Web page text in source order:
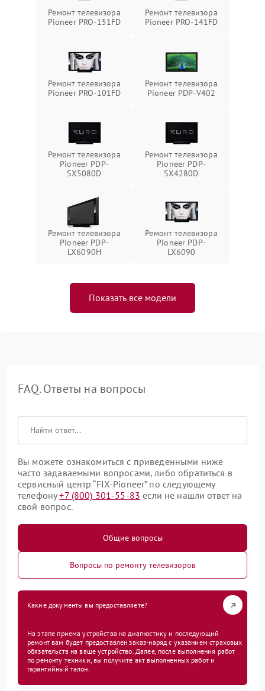
Ремонт телевизора
Pioneer PRO-151FD
Ремонт телевизора
Pioneer PRO-141FD
Ремонт телевизора
Pioneer PRO-101FD
Ремонт телевизора
Pioneer PDP-V402
Ремонт телевизора
Pioneer PDP-
SX5080D
Ремонт телевизора
Pioneer PDP-
SX4280D
Ремонт телевизора
Pioneer PDP-
LX6090H
Ремонт телевизора
Pioneer PDP-
LX6090
Показать все модели
FAQ. Ответы на вопросы
Вы можете ознакомиться с приведенными ниже
часто задаваемыми вопросами, либо обратиться в
сервисный центр “FIX-Pioneer” по следующему
телефону+7 (800) 301-55-83 если не нашли ответ на
свой вопрос.
Общие вопросы
Вопросы по ремонту телевизоров
Какие документы вы предоставляете?
На этапе приема устройства на диагностику и последующий
ремонт вам будет предоставлен заказ-наряд с указанием страховых
обязательств на ваше устройство. Далее, после выполнения работ
по ремонту техники, вы получите акт выполненных работ и
гарантийный талон.